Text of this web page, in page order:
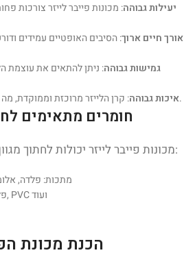
יעילות גבוהה: מכונות פייבר לייזר צורכות
אורך חיים ארוך: הסיבים האופטיים עמידים
גמישות גבוהה: ניתן להתאים את עוצמת
איכות גבוהה: קרן הלייזר מרוכזת וממוקדת, מה שמאפשר חיתוך בדיוק גבוה.
חומרים מתאימים
מכונות פייבר לייזר יכולות לחתוך מגוון רחב של חומרים, כולל:
מתכות: פלדה,
פלסטיק: אקרילי, פוליקרבונט, PVC ועוד
הכנת מכונת